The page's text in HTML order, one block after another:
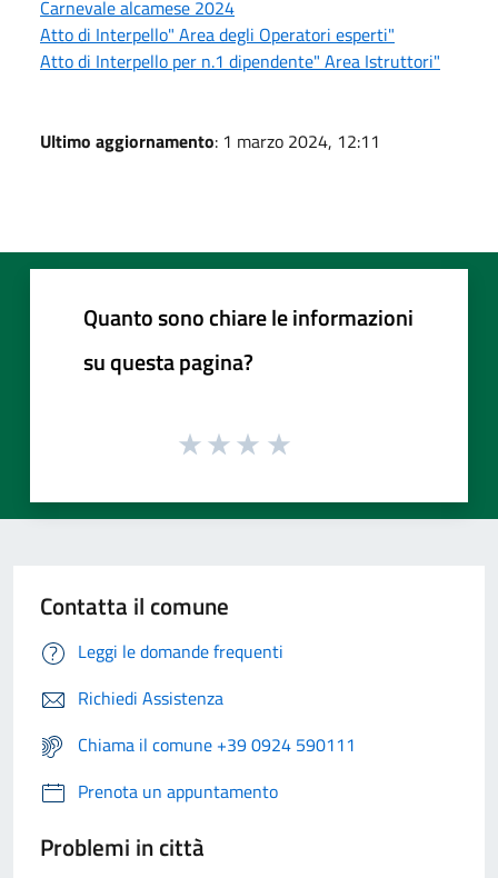
Carnevale alcamese 2024
Atto di Interpello" Area degli Operatori esperti"
Atto di Interpello per n.1 dipendente" Area Istruttori"
Ultimo aggiornamento: 1 marzo 2024, 12:11
Quanto sono chiare le informazioni
su questa pagina?
Contatta il comune
Leggi le domande frequenti
Richiedi Assistenza
Chiama il comune +39 0924 590111
Prenota un appuntamento
Problemi in città